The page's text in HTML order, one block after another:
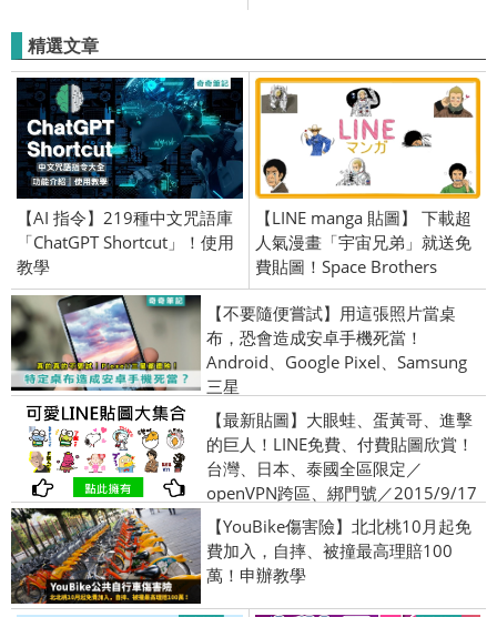
精選文章
【AI 指令】219種中文咒語庫
「ChatGPT Shortcut」！使用
教學
【LINE manga 貼圖】 下載超
人氣漫畫「宇宙兄弟」就送免
費貼圖！Space Brothers
【不要隨便嘗試】用這張照片當桌
布，恐會造成安卓手機死當！
Android、Google Pixel、Samsung
三星
【最新貼圖】大眼蛙、蛋黃哥、進擊
的巨人！LINE免費、付費貼圖欣賞！
台灣、日本、泰國全區限定／
openVPN跨區、綁門號／2015/9/17
【YouBike傷害險】北北桃10月起免
費加入，自摔、被撞最高理賠100
萬！申辦教學